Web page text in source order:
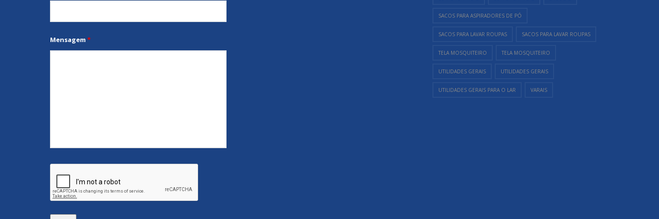
Mensagem *
SACOS PARA ASPIRADORES DE PÓ
SACOS PARA LAVAR ROUPAS SACOS PARA LAVAR ROUPAS
TELA MOSQUITEIRO TELA MOSQUITEIRO
UTILIDADES GERAIS UTILIDADES GERAIS
UTILIDADES GERAIS PARA O LAR VARAIS